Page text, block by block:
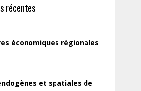
récentes
économiques régionales
et spatiales de